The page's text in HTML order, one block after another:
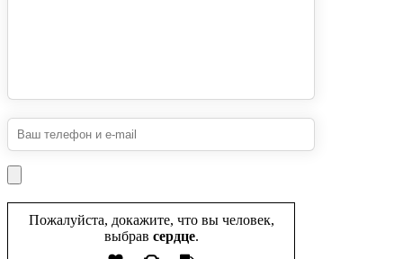
Пожалуйста, докажите, что вы человек,
выбрав сердце.